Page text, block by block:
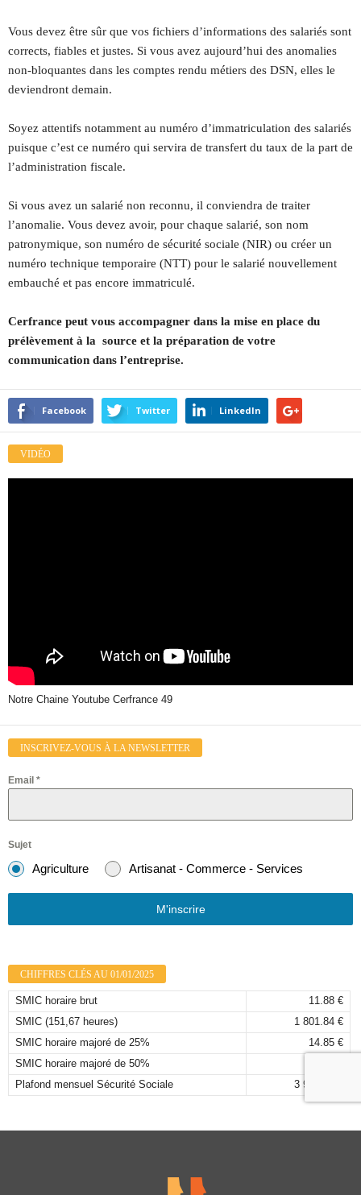
Vous devez être sûr que vos fichiers d’informations des salariés sont
corrects, fiables et justes. Si vous avez aujourd’hui des anomalies
non-bloquantes dans les comptes rendu métiers des DSN, elles le
deviendront demain.
Soyez attentifs notamment au numéro d’immatriculation des salariés
puisque c’est ce numéro qui servira de transfert du taux de la part de
l’administration fiscale.
Si vous avez un salarié non reconnu, il conviendra de traiter
l’anomalie. Vous devez avoir, pour chaque salarié, son nom
patronymique, son numéro de sécurité sociale (NIR) ou créer un
numéro technique temporaire (NTT) pour le salarié nouvellement
embauché et pas encore immatriculé.
Cerfrance peut vous accompagner dans la mise en place du
prélèvement à la source et la préparation de votre
communication dans l’entreprise.
Facebook Twitter LinkedIn
VIDÉO
Notre Chaine Youtube Cerfrance 49
INSCRIVEZ-VOUS À LA NEWSLETTER
Email *
Sujet
Agriculture Artisanat - Commerce - Services
M'inscrire
CHIFFRES CLÉS AU 01/01/2025
SMIC horaire brut
11.88 €
SMIC (151,67 heures)
1 801.84 €
SMIC horaire majoré de 25%
14.85 €
SMIC horaire majoré de 50%
Plafond mensuel Sécurité Sociale
3 925,00 €